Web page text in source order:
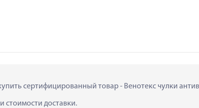
сертифицированный товар - Венотекс чулки
стоимости доставки.